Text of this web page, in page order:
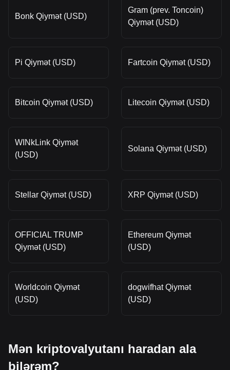
Bonk Qiymət (USD)
Gram (prev. Toncoin)
Qiymət (USD)
Pi Qiymət (USD) Fartcoin Qiymət (USD)
Bitcoin Qiymət (USD) Litecoin Qiymət (USD)
WINkLink Qiymət
(USD)
Solana Qiymət (USD)
Stellar Qiymət (USD) XRP Qiymət (USD)
OFFICIAL TRUMP
Qiymət (USD)
Ethereum Qiymət
(USD)
Worldcoin Qiymət
(USD)
dogwifhat Qiymət
(USD)
Mən kriptovalyutanı haradan ala
bilərəm?